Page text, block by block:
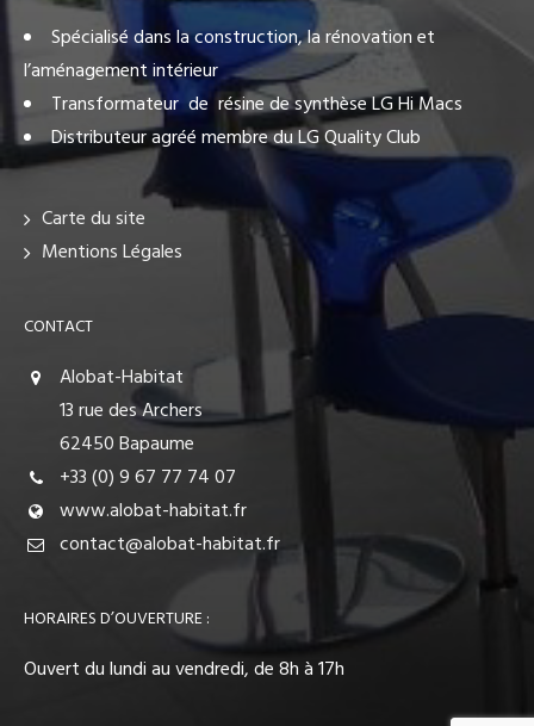
Spécialisé dans la construction, la rénovation et
l’aménagement intérieur
Transformateur de résine de synthèse LG Hi Macs
Distributeur agréé membre du LG Quality Club
Carte du site
Mentions Légales
CONTACT
Alobat-Habitat
13 rue des Archers
62450 Bapaume
+33 (0) 9 67 77 74 07
www.alobat-habitat.fr
contact@alobat-habitat.fr
HORAIRES D’OUVERTURE :
Ouvert du lundi au vendredi, de 8h à 17h